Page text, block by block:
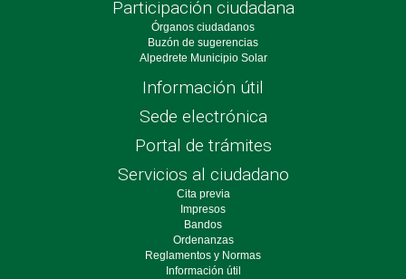
Participación ciudadana
Órganos ciudadanos
Buzón de sugerencias
Alpedrete Municipio Solar
Información útil
Sede electrónica
Portal de trámites
Servicios al ciudadano
Cita previa
Impresos
Bandos
Ordenanzas
Reglamentos y Normas
Información útil